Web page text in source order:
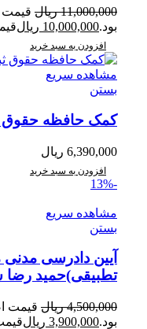
11,000,000 ریال
بود.10,000,000 ریالقیمت
افزودن به سبد خرید
مشاهده سریع
بستن
کمک حافظه حقوق
6,390,000 ریال
افزودن به سبد خرید
-13%
مشاهده سریع
بستن
آیین دادرسی
تطبیقی)حمید رضا
4,500,000 ریال
بود.3,900,000 ریالقیمت